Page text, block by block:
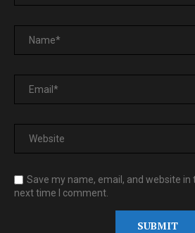
Save my name, email, and website
next time I comment.